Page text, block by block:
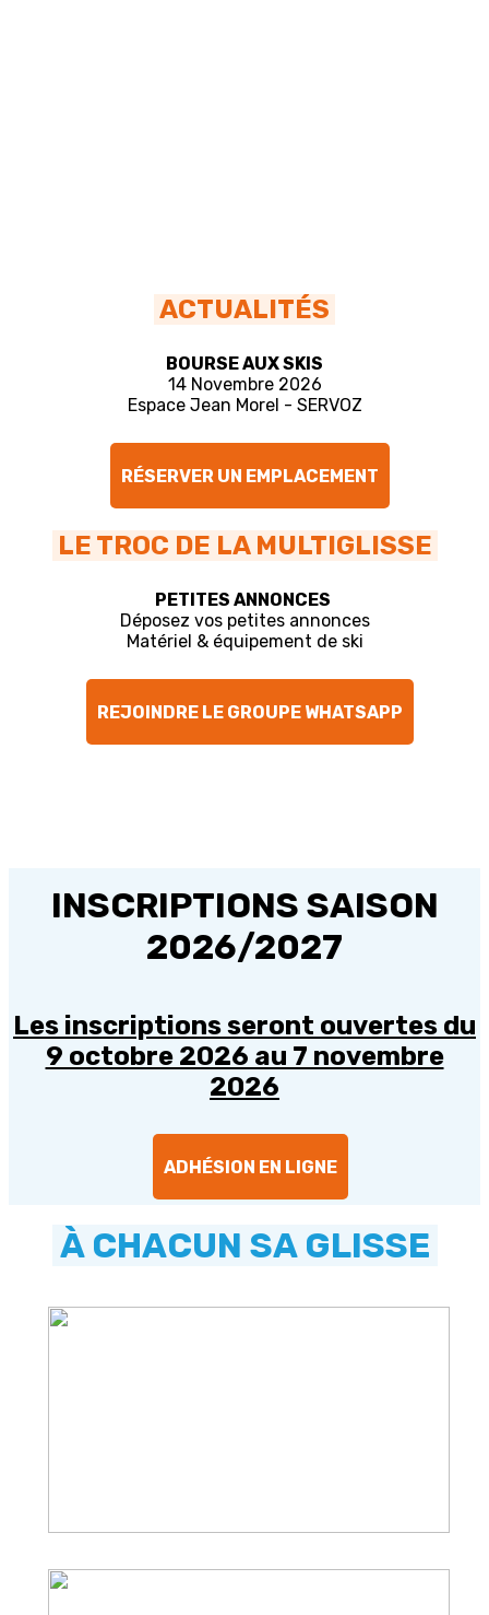
ACTUALITÉS
BOURSE AUX SKIS
14 Novembre 2026
Espace Jean Morel - SERVOZ
RÉSERVER UN EMPLACEMENT
LE TROC DE LA MULTIGLISSE
PETITES ANNONCES
Déposez vos petites annonces
Matériel & équipement de ski
REJOINDRE LE GROUPE WHATSAPP
INSCRIPTIONS SAISON
2026/2027
Les inscriptions seront ouvertes du
9 octobre 2026 au 7 novembre
2026
ADHÉSION EN LIGNE
À CHACUN SA GLISSE